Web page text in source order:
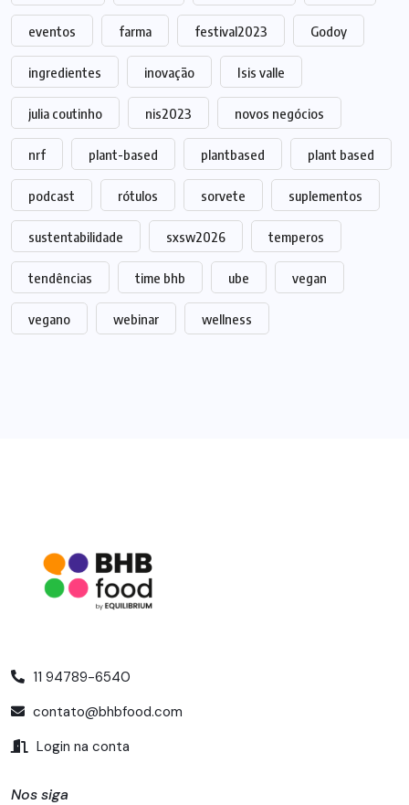
eventos farma festival2023 Godoy
ingredientes inovação Isis valle
julia coutinho nis2023 novos negócios
nrf plant-based plantbased plant based
podcast rótulos sorvete suplementos
sustentabilidade sxsw2026 temperos
tendências time bhb ube vegan
vegano webinar wellness
11 94789-6540
contato@bhbfood.com
Login na conta
Nos siga